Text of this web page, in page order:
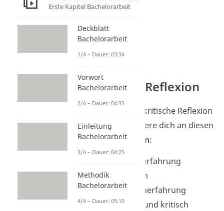
Aufbau einer Reflexion
Um eine gelungene kritische Reflexion
zu schreiben, orientiere dich an diesen
4 einfachen Schritten:
Lernerfahrung
zusammenfassen
Analyse:Mit Lernerfahrung
theoriebezogen und kritisch
Erste Kapitel Bachelorarbeit
Deckblatt
Bachelorarbeit
1/4 – Dauer: 03:34
Vorwort
Bachelorarbeit
2/4 – Dauer: 04:33
Einleitung
Bachelorarbeit
3/4 – Dauer: 04:25
Methodik
Bachelorarbeit
4/4 – Dauer: 05:10